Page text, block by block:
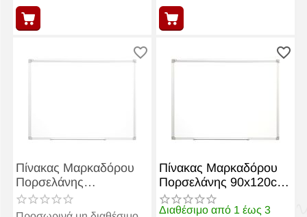
Πίνακας Μαρκαδόρου
Πορσελάνης
120x150cm WB1215P3
Μαγνητικός
Πίνακας Μαρκαδόρου
Πορσελάνης 90x120cm
WB912P3 Μαγνητικός
Διαθέσιμο από 1 έως 3